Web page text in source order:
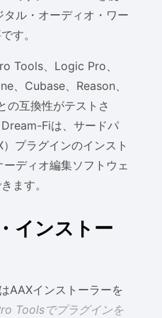
ル・オーディオ・ワー
す。
Tools、Logic Pro、
、Cubase、Reason、
の互換性がテストさ
Fiは、サードパ
プラグインのインスト
ディオ編集ソフトウェ
ます。
インストー
AAXインストーラーを
Toolsでプラグインを